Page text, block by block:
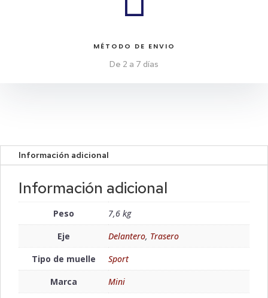
MÉTODO DE ENVIO
De 2 a 7 días
Información adicional
Información adicional
Peso
7,6 kg
Eje
Delantero, Trasero
Tipo de muelle
Sport
Marca
Mini